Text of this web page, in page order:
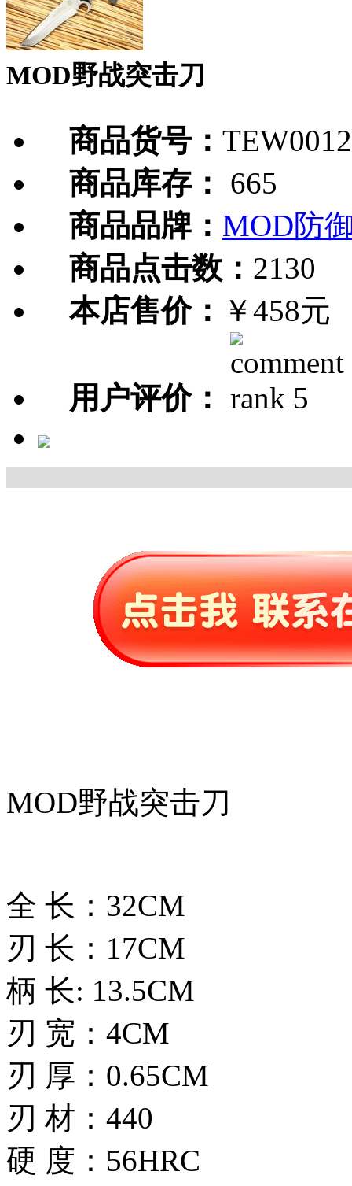
MOD野战突击刀
商品货号：
商品库存：
665
商品品牌： MOD防
商品点击数： 2130
本店售价： ￥458元
用户评价：
MOD野战突击刀
全 长：32CM
刃 长：17CM
柄 长: 13.5CM
刃 宽：4CM
刃 厚：0.65CM
刃 材：440
硬 度：56HRC